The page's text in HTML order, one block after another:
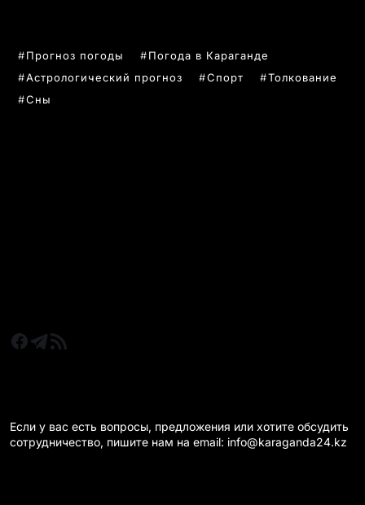
Прогноз погоды
Погода в Караганде
Астрологический прогноз
Спорт
Толкование
Сны
Если у вас есть вопросы, предложения или хотите обсудить
сотрудничество, пишите нам на email: info@karaganda24.kz